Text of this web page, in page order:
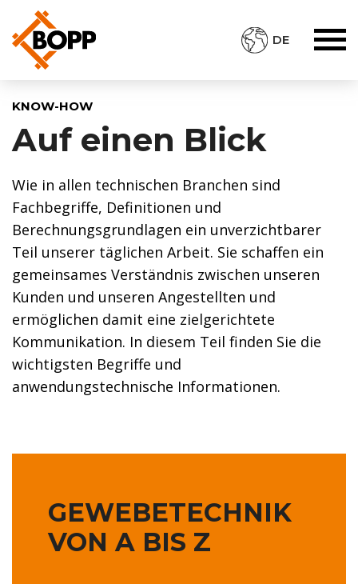
DE
KNOW-HOW
Auf einen Blick
Wie in allen technischen Branchen sind
Fachbegriffe, Definitionen und
Berechnungsgrundlagen ein unverzichtbarer
Teil unserer täglichen Arbeit. Sie schaffen ein
gemeinsames Verständnis zwischen unseren
Kunden und unseren Angestellten und
ermöglichen damit eine zielgerichtete
Kommunikation. In diesem Teil finden Sie die
wichtigsten Begriffe und
anwendungstechnische Informationen.
GEWEBETECHNIK
VON A BIS Z